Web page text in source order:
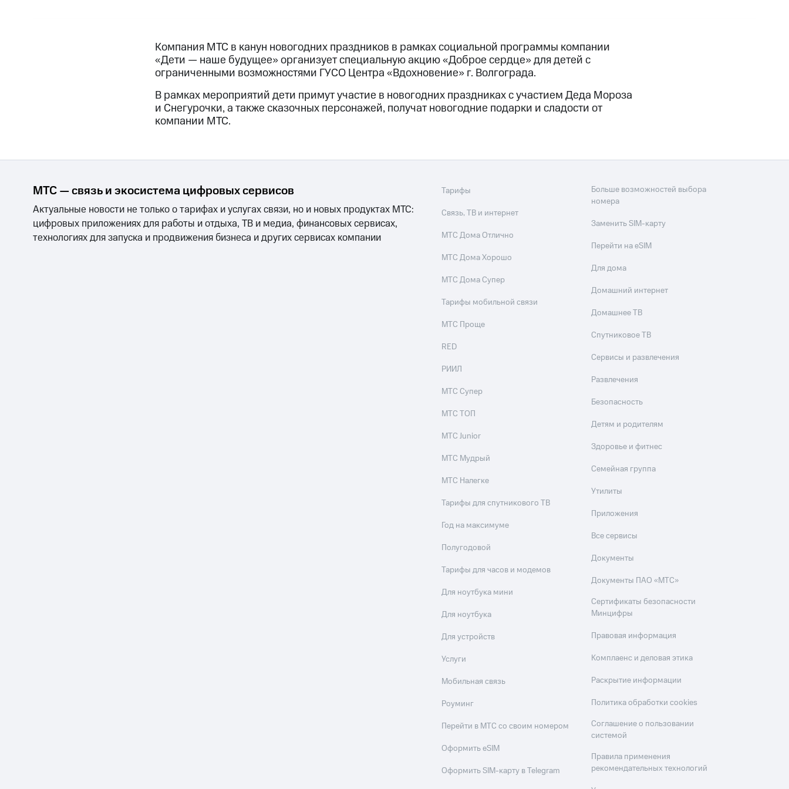
Компания МТС в канун новогодних праздников в рамках социальной программы компании
«Дети — наше будущее» организует специальную акцию «Доброе сердце» для детей с
ограниченными возможностями ГУСО Центра «Вдохновение» г. Волгограда.
В рамках мероприятий дети примут участие в новогодних праздниках с участием Деда Мороза
и Снегурочки, а также сказочных персонажей, получат новогодние подарки и сладости от
компании МТС.
МТС — связь и экосистема цифровых сервисов
Актуальные новости не только о тарифах и услугах связи, но и новых продуктах МТС:
цифровых приложениях для работы и отдыха, ТВ и медиа, финансовых сервисах,
технологиях для запуска и продвижения бизнеса и других сервисах компании
Тарифы
Связь, ТВ и интернет
МТС Дома Отлично
МТС Дома Хорошо
МТС Дома Супер
Тарифы мобильной связи
МТС Проще
RED
РИИЛ
МТС Супер
МТС ТОП
МТС Junior
МТС Мудрый
МТС Налегке
Тарифы для спутникового ТВ
Год на максимуме
Полугодовой
Тарифы для часов и модемов
Для ноутбука мини
Для ноутбука
Для устройств
Услуги
Мобильная связь
Роуминг
Перейти в МТС со своим номером
Оформить eSIM
Оформить SIM-карту в Telegram
Больше возможностей выбора
номера
Заменить SIM-карту
Перейти на eSIM
Для дома
Домашний интернет
Домашнее ТВ
Спутниковое ТВ
Сервисы и развлечения
Развлечения
Безопасность
Детям и родителям
Здоровье и фитнес
Семейная группа
Утилиты
Приложения
Все сервисы
Документы
Документы ПАО «МТС»
Сертификаты безопасности
Минцифры
Правовая информация
Комплаенс и деловая этика
Раскрытие информации
Политика обработки cookies
Соглашение о пользовании
системой
Правила применения
рекомендательных технологий